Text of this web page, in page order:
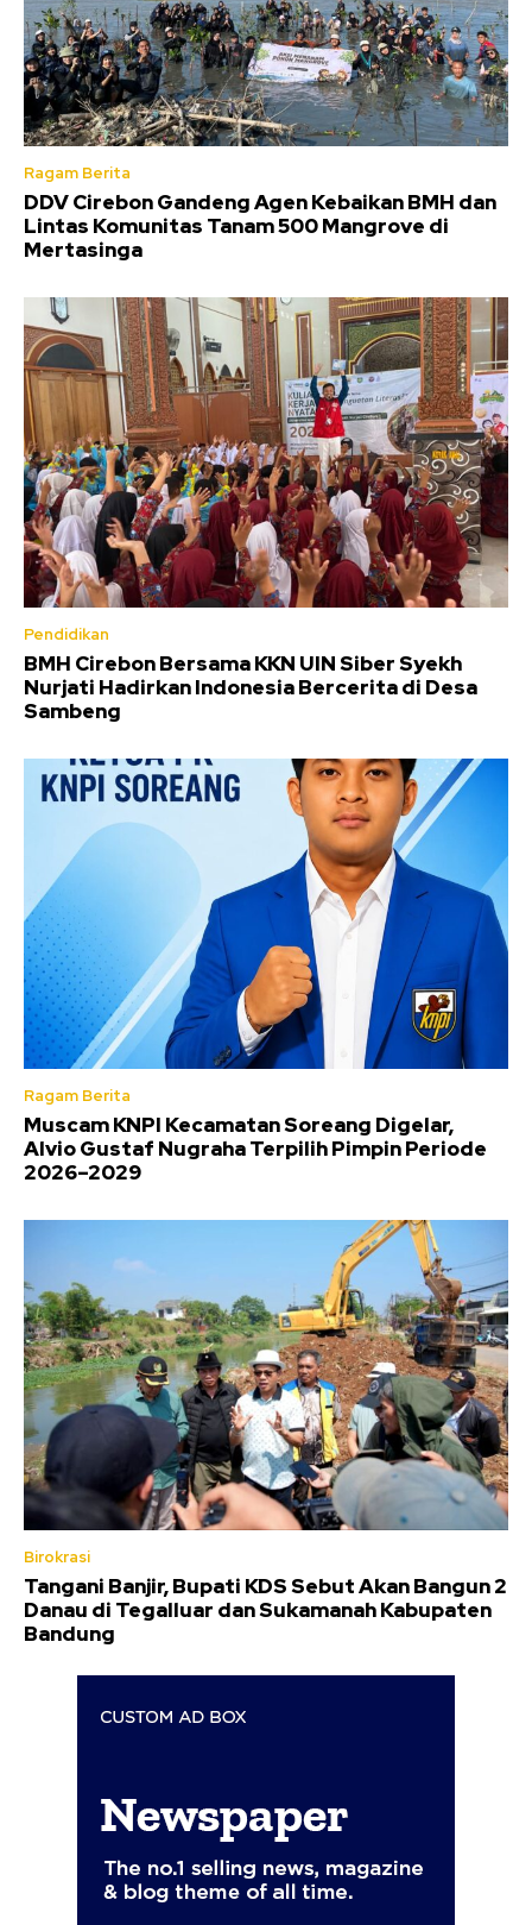
Ragam Berita
DDV Cirebon Gandeng Agen Kebaikan BMH dan
Lintas Komunitas Tanam 500 Mangrove di
Mertasinga
Pendidikan
BMH Cirebon Bersama KKN UIN Siber Syekh
Nurjati Hadirkan Indonesia Bercerita di Desa
Sambeng
Ragam Berita
Muscam KNPI Kecamatan Soreang Digelar,
Alvio Gustaf Nugraha Terpilih Pimpin Periode
2026–2029
Birokrasi
Tangani Banjir, Bupati KDS Sebut Akan Bangun 2
Danau di Tegalluar dan Sukamanah Kabupaten
Bandung